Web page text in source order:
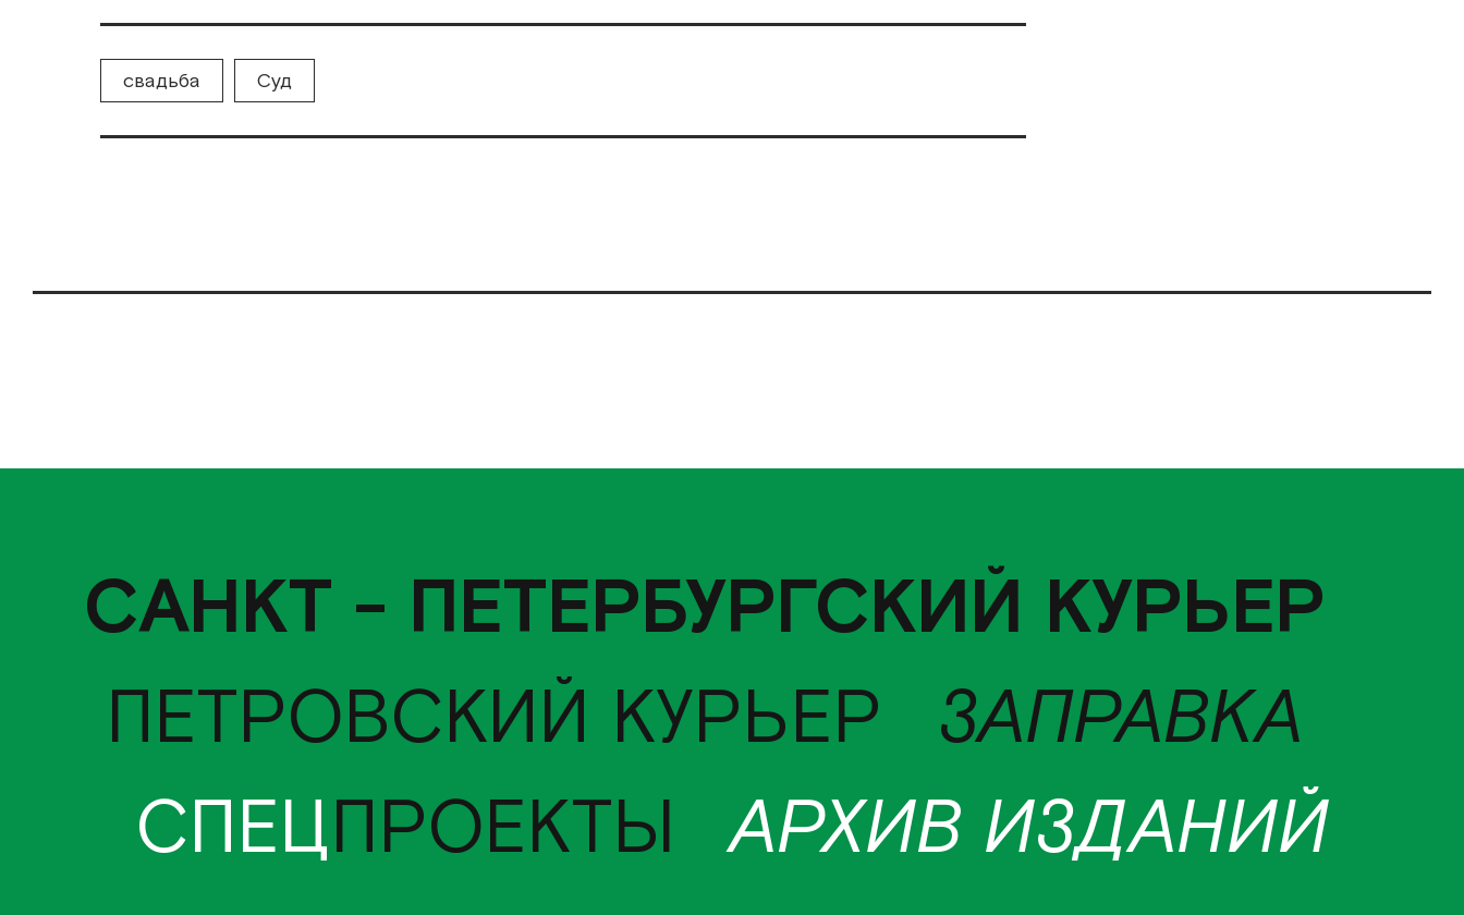
свадьба Суд
САНКТ - ПЕТЕРБУРГСКИЙ КУРЬЕР
ПЕТРОВСКИЙ КУРЬЕР
ЗАПРАВКА
СПЕЦПРОЕКТЫ АРХИВ ИЗДАНИЙ